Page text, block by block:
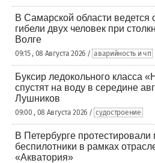
В Самарской области ведется
гибели двух человек при
Волге
09:15 , 08 Августа 2026 / аварийность и чп
Буксир ледокольного класса
спустят на воду в середине
Лушников
09:00 , 08 Августа 2026 / судостроение
В Петербурге протестировали
беспилотники в рамках
«Акватория»